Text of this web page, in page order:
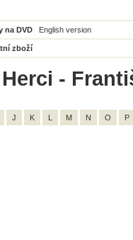
na DVD English version
zboží
-
J K L M N O P